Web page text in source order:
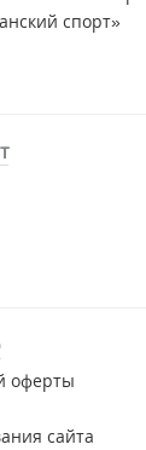
спорт»
оферты
сайта